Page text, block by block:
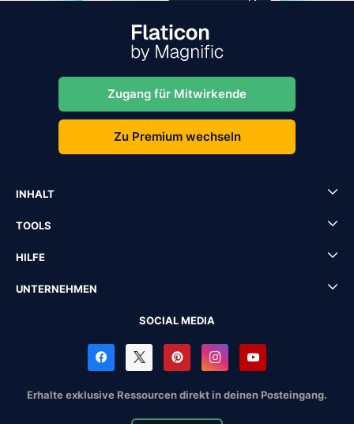
Zugang für Mitwirkende
Zu Premium wechseln
INHALT
TOOLS
HILFE
UNTERNEHMEN
SOCIAL MEDIA
Erhalte exklusive Ressourcen direkt in deinen Posteingang.